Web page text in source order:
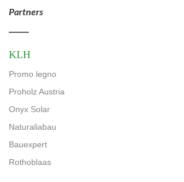
Partners
KLH
Promo legno
Proholz Austria
Onyx Solar
Naturaliabau
Bauexpert
Rothoblaas